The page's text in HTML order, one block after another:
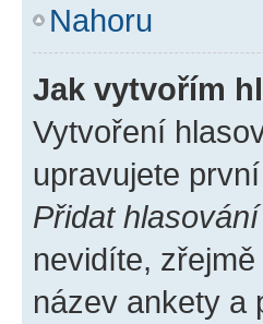
Nahoru
Jak vytvořím
Vytvoření
upravujete
Přidat hlasování
nevidíte,
název ankety a